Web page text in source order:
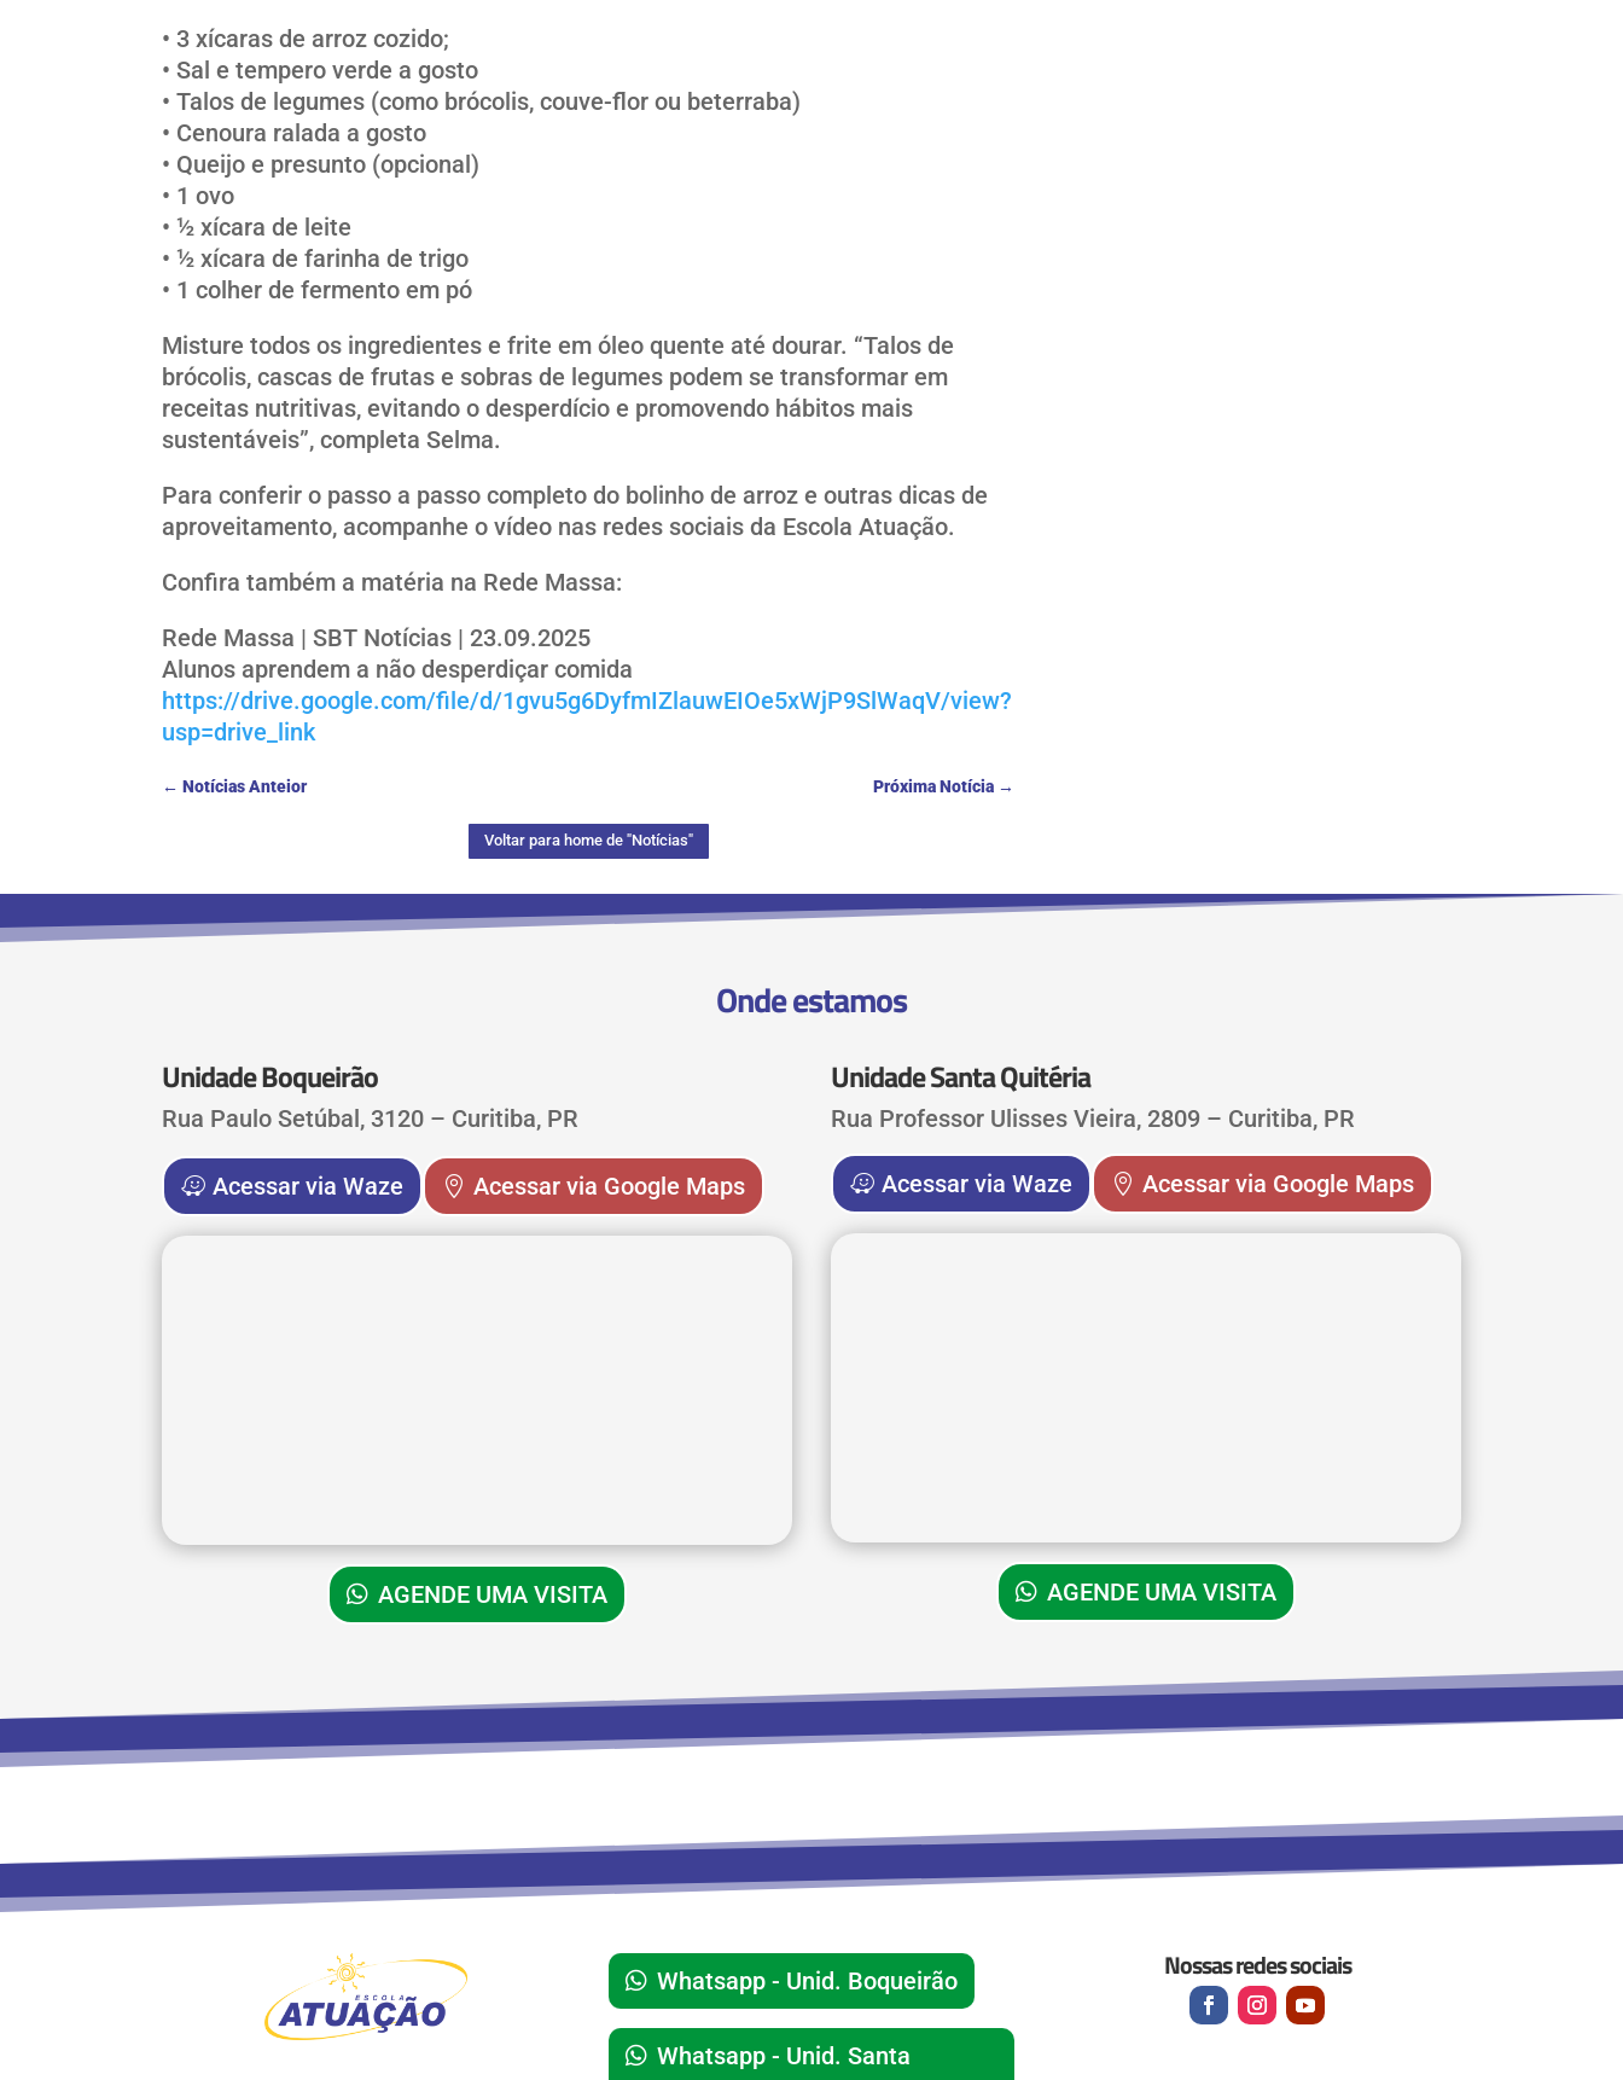
• 3 xícaras de arroz cozido;
• Sal e tempero verde a gosto
• Talos de legumes (como brócolis, couve-flor ou beterraba)
• Cenoura ralada a gosto
• Queijo e presunto (opcional)
• 1 ovo
• ½ xícara de leite
• ½ xícara de farinha de trigo
• 1 colher de fermento em pó
Misture todos os ingredientes e frite em óleo quente até dourar. “Talos de
brócolis, cascas de frutas e sobras de legumes podem se transformar em
receitas nutritivas, evitando o desperdício e promovendo hábitos mais
sustentáveis”, completa Selma.
Para conferir o passo a passo completo do bolinho de arroz e outras dicas de
aproveitamento, acompanhe o vídeo nas redes sociais da Escola Atuação.
Confira também a matéria na Rede Massa:
Rede Massa | SBT Notícias | 23.09.2025
Alunos aprendem a não desperdiçar comida
https://drive.google.com/file/d/1gvu5g6DyfmIZlauwEIOe5xWjP9SlWaqV/view?
usp=drive_link
←Notícias Anteior Próxima Notícia →
Voltar para home de "Notícias"
Onde estamos
Unidade Boqueirão
Rua Paulo Setúbal, 3120 – Curitiba, PR
Acessar via Waze Acessar via Google Maps
AGENDE UMA VISITA
Unidade Santa Quitéria
Rua Professor Ulisses Vieira, 2809 – Curitiba, PR
Acessar via Waze Acessar via Google Maps
AGENDE UMA VISITA
Whatsapp - Unid. Boqueirão
Whatsapp - Unid. Santa
Nossas redes sociais